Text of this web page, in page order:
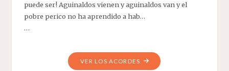
puede ser! Aguinaldos vienen y aguinaldos van y el
pobre perico no ha aprendido a hab…
…
VER LOS ACORDES"EL